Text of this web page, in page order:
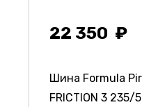
22 350
Шина Formula
FRICTION 3 235/